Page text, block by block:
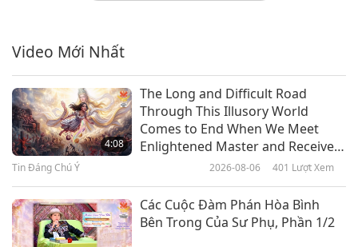
2:07
Trích Dẫn Lời Của Ngài Thanh Hải
Vô Thượng Sư: Ngành Chăn Nuôi
Là Động Lực Chính Gây Ra Nạn
Phá Rừng Toàn Cầu
Trích Dẫn Lời Của Ngài Thanh Hải
Video Mới Nhất
4:08
The Long and Difficult Road
Through This Illusory World
Comes to End When We Meet
Enlightened Master and Receive
Tin Đáng Chú Ý 2026-08-06 401 Lượt Xem
Các Cuộc Đàm Phán Hòa Bình
Bên Trong Của Sư Phụ, Phần 1/2